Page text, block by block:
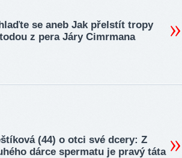
se aneb Jak přelstít tropy
z pera Járy Cimrmana
(44) o otci své dcery: Z
dárce spermatu je pravý táta